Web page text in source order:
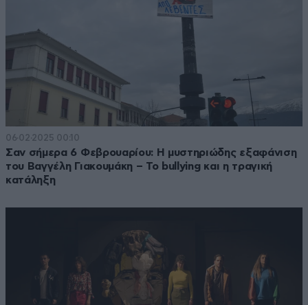
06·02·2025 00:10
Σαν σήμερα 6 Φεβρουαρίου: Η μυστηριώδης εξαφάνιση
του Βαγγέλη Γιακουμάκη – Το bullying και η τραγική
κατάληξη